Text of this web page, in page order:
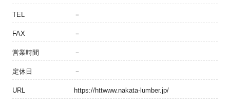
TEL －
FAX －
営業時間 －
定休日 －
URL https://httwww.nakata-lumber.jp/